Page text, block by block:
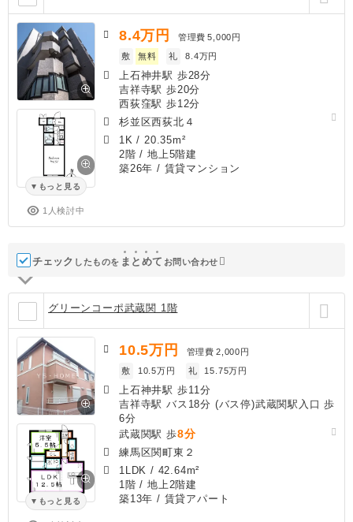
もっと見る
1人検討中
8.4万円 管理費 5,000円
敷
無料 礼 8.4万円
上石神井駅 歩28分
吉祥寺駅 歩20分
西荻窪駅 歩12分
杉並区西荻北４
1K / 20.35m²
2階 / 地上5階建
築26年 / 賃貸マンション
チェック したものを ま と めて お問い合わせ
グリーンコーポ武蔵関 1階
もっと見る
10.5万円 管理費 2,000円
敷
10.5万円 礼 15.75万円
上石神井駅 歩11分
吉祥寺駅 バス18分 (バス停)武蔵関駅入口 歩
6分
武蔵関駅 歩8分
練馬区関町東２
1LDK / 42.64m²
1階 / 地上2階建
築13年 / 賃貸アパート